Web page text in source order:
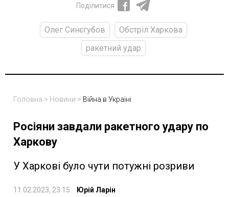
Поділитися
Олег Синєгубов
Обстріл Харкова
ракетний удар
Головна > Новини > Війна в Україні
Росіяни завдали ракетного удару по
Харкову
У Харкові було чути потужні розриви
11.02.2023, 23:15 Юрій Ларін